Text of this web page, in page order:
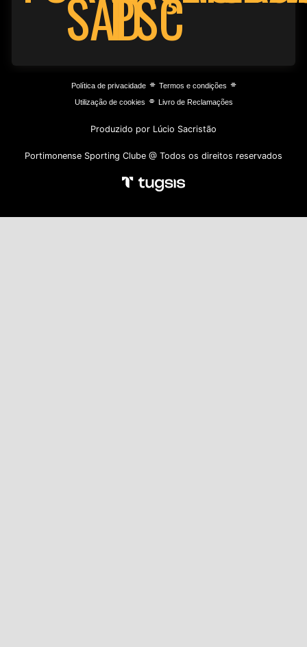
SADPSC
Política de privacidade⌯ Termos e condições ⌯
Utilização de cookies ⌯ Livro de Reclamações
Produzido por Lúcio Sacristão
Portimonense Sporting Clube @ Todos os direitos reservados